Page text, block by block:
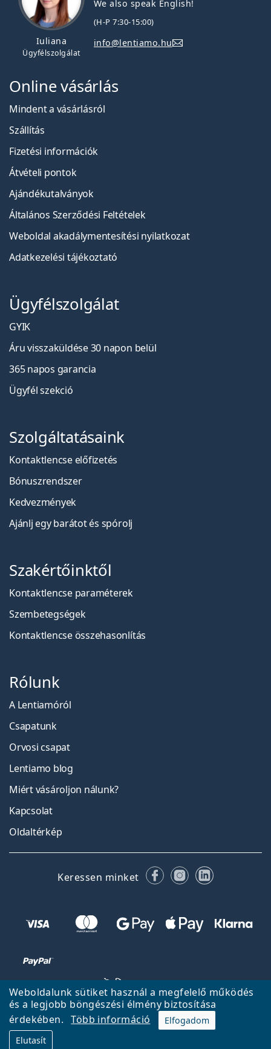
Weboldalunk sütiket használ a megfelelő működés
és a legjobb böngészési élmény biztosítása
érdekében.
Több információ
Elfogadom
Elutasít
Iuliana
Ügyfélszolgálat
We also speak English!
(H-P 7:30-15:00)
info@lentiamo.hu
Online vásárlás
Mindent a vásárlásról
Szállítás
Fizetési információk
Átvételi pontok
Ajándékutalványok
Általános Szerződési Feltételek
Weboldal akadálymentesítési nyilatkozat
Adatkezelési tájékoztató
Ügyfélszolgálat
GYIK
Áru visszaküldése 30 napon belül
365 napos garancia
Ügyfél szekció
Szolgáltatásaink
Kontaktlencse előfizetés
Bónuszrendszer
Kedvezmények
Ajánlj egy barátot és spórolj
Szakértőinktől
Kontaktlencse paraméterek
Szembetegségek
Kontaktlencse összehasonlítás
Rólunk
A Lentiamóról
Csapatunk
Orvosi csapat
Lentiamo blog
Miért vásároljon nálunk?
Kapcsolat
Oldaltérkép
Keressen minket FacebookInstagram
LinkedIn
Fel